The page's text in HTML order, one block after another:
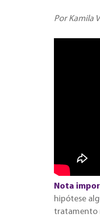
Por Kamila
Nota
hipótese
tratamento